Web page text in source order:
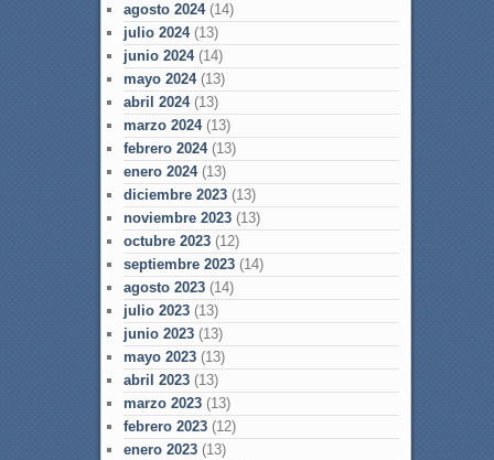
agosto 2024(14)
julio 2024(13)
junio 2024(14)
mayo 2024(13)
abril 2024(13)
marzo 2024(13)
febrero 2024(13)
enero 2024(13)
diciembre 2023(13)
noviembre 2023(13)
octubre 2023(12)
septiembre 2023(14)
agosto 2023(14)
julio 2023(13)
junio 2023(13)
mayo 2023(13)
abril 2023(13)
marzo 2023(13)
febrero 2023(12)
enero 2023(13)